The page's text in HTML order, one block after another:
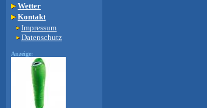
Wetter
Kontakt
Impressum
Datenschutz
Anzeige: